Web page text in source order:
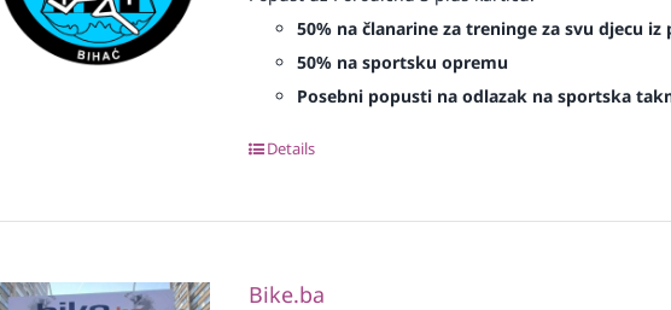
50% na članarine za treninge za svu djecu
50% na sportsku opremu
Posebni popusti na odlazak na sportska
Details
Bike.ba